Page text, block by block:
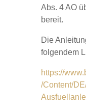
Abs. 4 AO
bereit.
Die
folgendem
https://
/Content/